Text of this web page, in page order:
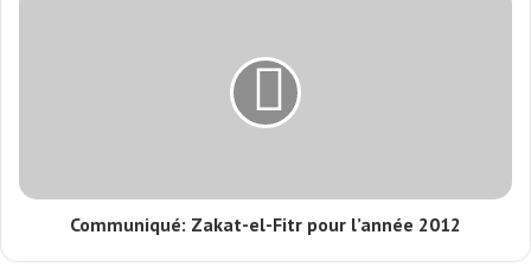
Communiqué: Zakat-el-Fitr pour l’année 2012